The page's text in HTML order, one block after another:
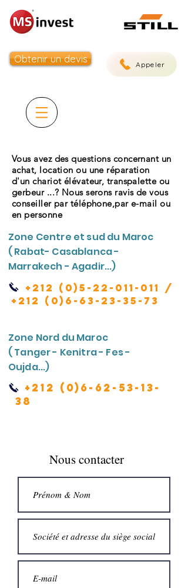
Obtenir un devis Appeler
Vous avez des questions concernant un
achat, location ou une réparation
d'un chariot élévateur, transpalette ou
gerbeur ...? Nous serons ravis de vous
conseiller par téléphone,par e-mail ou
en personne
Zone Centre et sud du Maroc
( Rabat- Casablanca -
Marrakech - Agadir...)
+212 (0)5-22-011-011
/
+212 (0)6-63-23-35-73
Zone Nord du Maroc
( Tanger - Kenitra - Fes -
Oujda...)
+212 (0)6-62-53-13-
38
Nous contacter